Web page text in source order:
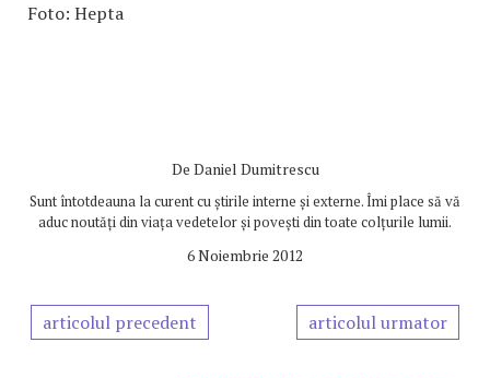
Foto: Hepta
De Daniel Dumitrescu
Sunt întotdeauna la curent cu știrile interne și externe. Îmi place să vă
aduc noutăți din viața vedetelor și povești din toate colțurile lumii.
6 Noiembrie 2012
articolul precedent articolul urmator